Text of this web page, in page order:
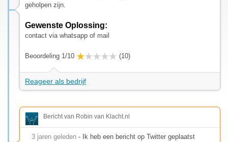
geholpen zijn.
Gewenste Oplossing:
contact via whatsapp of mail
Beoordeling 1/10 (10)
Reageer als bedrijf
Bericht van Robin van Klacht.nl
3 jaren geleden - Ik heb een bericht op Twitter geplaatst